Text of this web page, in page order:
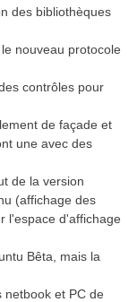
des bibliothèques
nouveau protocole
contrôles pour
de façade et
une avec des
de la version
(affichage des
l'espace d'affichage
Bêta, mais la
netbook et PC de